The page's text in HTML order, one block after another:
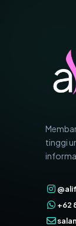
tinggi
+62